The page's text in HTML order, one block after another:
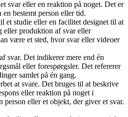
svar eller en reaktion på noget. Det er
bestemt person eller tid.
et studie eller en facilitet designet til at
eller produktion af svar eller
være et sted, hvor svar eller videoer
svar. Det indikerer mere end én
eller forespørgsler. Det refererer
samlet på én gang.
at svare. Det bruges til at beskrive
eller reaktion på noget i
eller et objekt, der giver et svar.